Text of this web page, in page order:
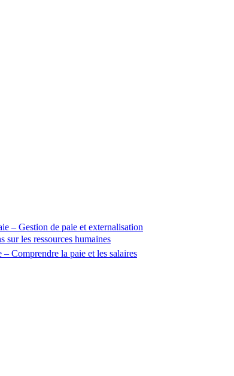
– Gestion de paie et externalisation
sur les ressources humaines
Comprendre la paie et les salaires